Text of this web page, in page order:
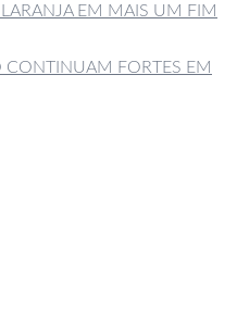
EM MAIS UM FIM
CONTINUAM FORTES EM